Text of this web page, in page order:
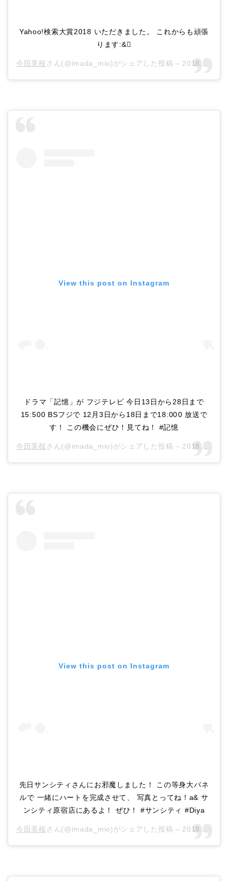
Yahoo!検索大賞2018 いただきました。 これからも頑張
ります:&
今田美桜 さん(@imada_mio)がシェアした投稿 – 2018年12月月6日午前5時13分PST
View this post on Instagram
ドラマ「記憶」が フジテレビ 今日13日から28日まで
15:500 BSフジで 12月3日から18日まで18:000 放送で
す！ この機会にぜひ！見てね！ #記憶
今田美桜 さん(@imada_mio)がシェアした投稿 – 2018年11月月12日午後9時17分PST
View this post on Instagram
先日サンシティさんにお邪魔しました！ この等身大パネ
ルで 一緒にハートを完成させて、 写真とってね！a& サ
ンシティ原宿店にあるよ！ ぜひ！ #サンシティ #Diya
今田美桜 さん(@imada_mio)がシェアした投稿 – 2018年10月月24日午前2時06分PDT